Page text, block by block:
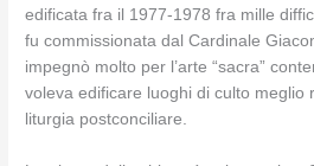
edificata fra il 1977-1978 fra mille
fu commissionata dal Cardinale
impegnò molto per l’arte “sacra”
voleva edificare luoghi di culto meglio
liturgia postconciliare.